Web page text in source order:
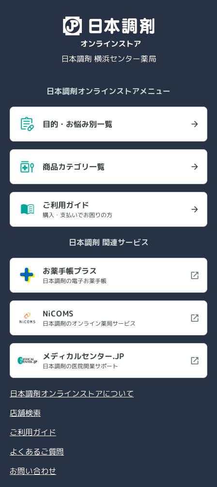
日本調剤 横浜センター薬局
日本調剤オンラインストアメニュー
目的・お悩み別一覧
商品カテゴリ一覧
ご利用ガイド
購入・支払いでお困りの方
日本調剤 関連サービス
お薬手帳プラス
日本調剤の電子お薬手帳
NiCOMS
日本調剤のオンライン薬局サービス
メディカルセンター.JP
日本調剤の医院開業サポート
日本調剤オンラインストアについて
店舗検索
ご利用ガイド
よくあるご質問
お問い合わせ